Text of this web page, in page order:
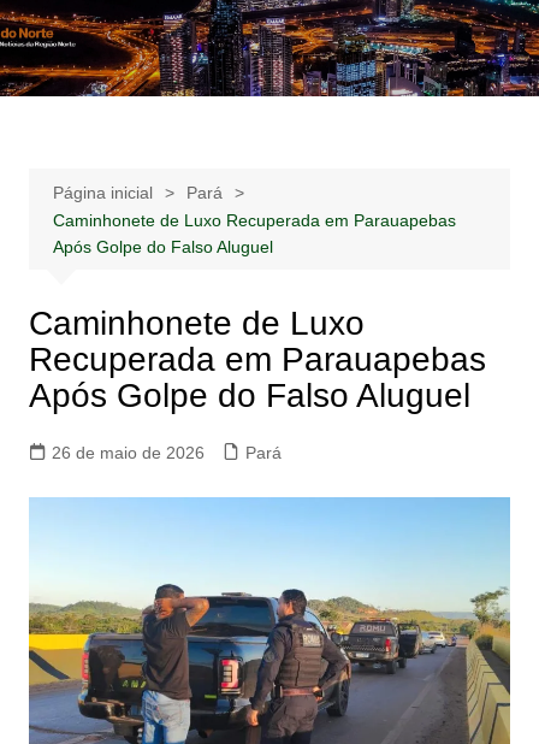
Ir
para
o
Notícias –
Publicidades –
Notícias – Publicidades – Anúncios
Página inicial
Pará
Caminhonete de Luxo Recuperada em Parauapebas
Após Golpe do Falso Aluguel
Caminhonete de Luxo
Recuperada em Parauapebas
Após Golpe do Falso Aluguel
26 de maio de 2026 Pará